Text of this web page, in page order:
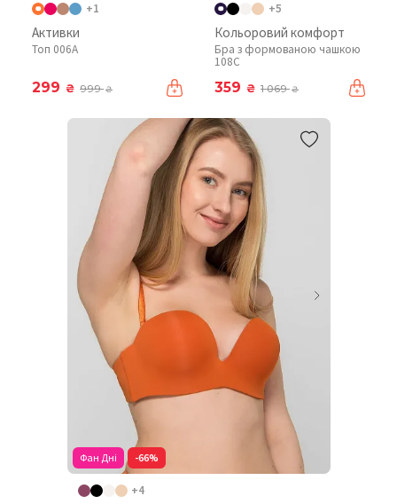
+1
Активки
Топ 006A
299 ₴ 999₴
+5
Кольоровий комфорт
Бра з формованою чашкою
108C
359 ₴ 1 069₴
Фан Дні -66%
+4